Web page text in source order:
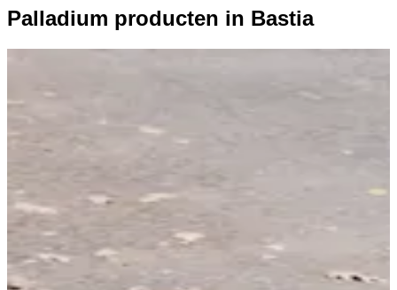
Palladium producten in Bastia